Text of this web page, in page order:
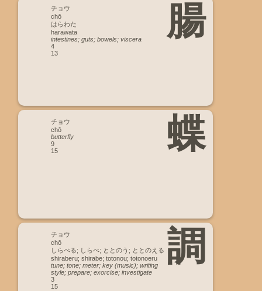
腸
チョウ
chō
はらわた
harawata
intestines; guts; bowels; viscera
4
13
蝶
チョウ
chō
butterfly
9
15
調
チョウ
chō
しらべる; しらべ; ととのう; ととのえる
shiraberu; shirabe; totonou; totonoeru
tune; tone; meter; key (music); writing
style; prepare; exorcise; investigate
3
15